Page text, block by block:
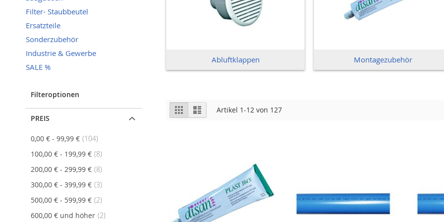
Abluftklappen Montagezubehör
Ansicht
als
RasterListe Artikel 1-12 von 127
Filter- Staubbeutel
Ersatzteile
Sonderzubehör
Industrie & Gewerbe
SALE %
Filteroptionen
PREIS
0,00 € - 99,99 € 104Artikel
100,00 € - 199,99 € 8Artikel
200,00 € - 299,99 € 8Artikel
300,00 € - 399,99 € 3Artikel
500,00 € - 599,99 € 2Artikel
600,00 € und höher 2Artikel